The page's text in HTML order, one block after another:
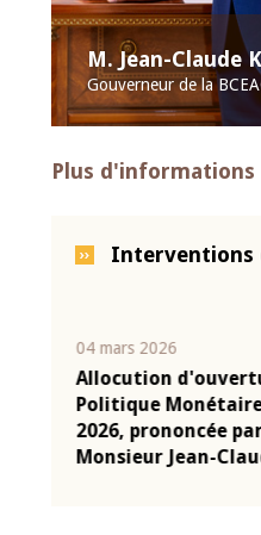
M. Jean-Claude
Gouverneur de la
Plus d'informations
Interventions
04 mars 2026
Allocution
Politique Monétaire
2026, prononcée
Monsieur Jean-